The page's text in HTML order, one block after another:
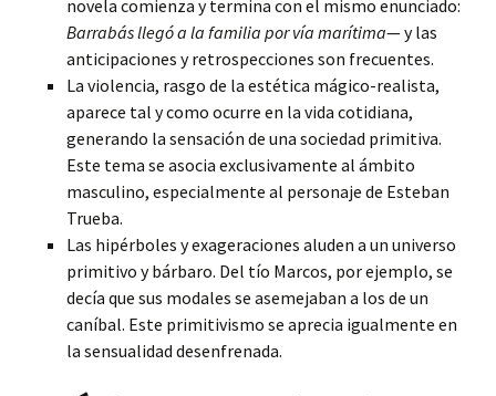
novela comienza y termina con el mismo enunciado:
Barrabás llegó a la familia por vía marítima— y las
anticipaciones y retrospecciones son frecuentes.
La violencia, rasgo de la estética mágico-realista,
aparece tal y como ocurre en la vida cotidiana,
generando la sensación de una sociedad primitiva.
Este tema se asocia exclusivamente al ámbito
masculino, especialmente al personaje de Esteban
Trueba.
Las hipérboles y exageraciones aluden a un universo
primitivo y bárbaro. Del tío Marcos, por ejemplo, se
decía que sus modales se asemejaban a los de un
caníbal. Este primitivismo se aprecia igualmente en
la sensualidad desenfrenada.